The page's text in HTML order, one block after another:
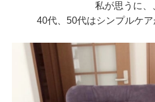
私が思うに、
40代、50代はシンプルケア